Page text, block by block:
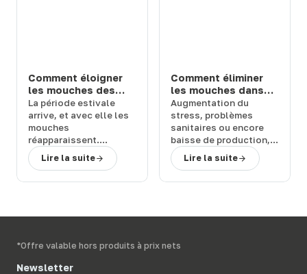
durables
, adaptées à
vos besoins.
Comment éloigner
les mouches des
chevaux et bovins
en prairie : solutions
efficaces
La période estivale
arrive, et avec elle les
mouches
réapparaissent.
Quelles sont les
conséquences de leur
solutions anti-mouche
pour protéger vos
Lire la suite
Comment éliminer
les mouches dans
une étable ou une
ferme : 3 solutions
efficaces
Augmentation du
stress, problèmes
sanitaires ou encore
baisse de production,
les
mouches peuvent
représenter un
du
Lire la suite
*Offre valable hors produits à prix nets
Newsletter